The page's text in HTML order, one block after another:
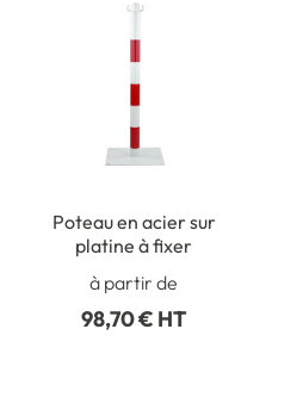
Poteau en acier sur
platine à fixer
à partir de
98,70 € HT